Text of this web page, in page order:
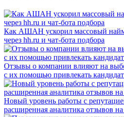
Как АШАН ускорил массовый
через hh.ru и чат-бота подбора
Отзывы о компании влияют на
с их помощью привлекать
Новый уровень работы с
расширенная аналитика отзывов